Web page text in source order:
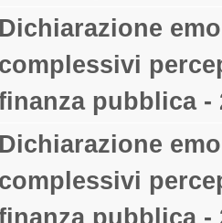
Dichiarazione
complessivi
pubblica -
Dichiarazione
complessivi
pubblica -